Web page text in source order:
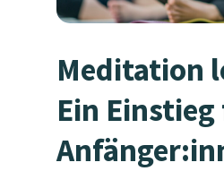
Meditation
Ein